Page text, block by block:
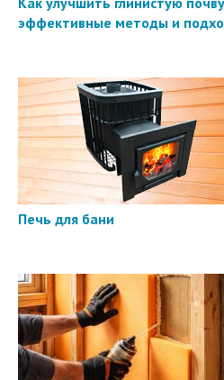
эффективные методы и
Печь для бани